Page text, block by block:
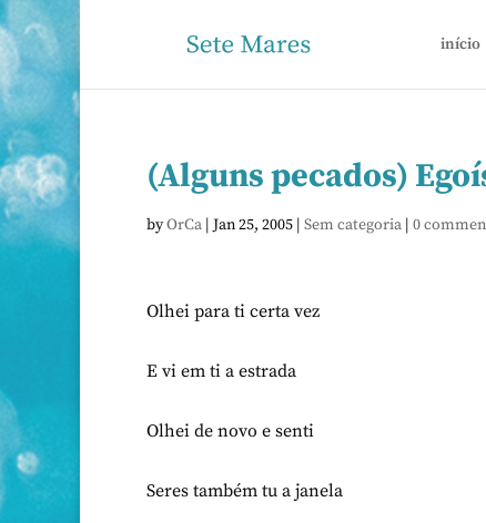
início
(Alguns pecados)
byOrCa | Jan 25, 2005 | Sem categoria | 0
Olhei para ti certa vez
E vi em ti a estrada
Olhei de novo e senti
Seres também tu a janela